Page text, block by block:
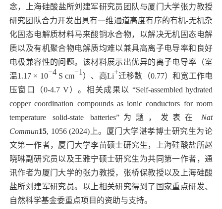
念，
上海硅酸盐所刘建军研究员团队 与厦门大学张力教授
研究团队合力开发出具有一维通道高度有序的有机-无机杂
化固态电解质材料马来酸铜水合物，以解决无机固态电解
质以及有机聚合物电解质均难以兼具高离子电导率和良好
电极兼容性的问题。该材料展示出优异的离子电导率（室
温1.17 × 10−4 S cm−1 ）、高Li+迁移数（0.77）和宽工作电
压窗口（0-4.7 V）。相关成果以 “Self-assembled hydrated
copper coordination compounds as ionic conductors for room
temperature solid-state batteries”为题，发表在 Nat
Commun15, 1056 (2024) 上。厦门大学湛孝博士研究生为论
文第一作者，厦门大学李苗硕士研究生，上海硅酸盐所赵
晓琳副研究员以及王雅宁硕士研究生为共同第一作者，通
讯作者为厦门大学的张力教授，张桥保教授以及上海硅酸
盐所刘建军研究员。以上相关研究得到了国家重点研发、
自然科学基金委重点项目的资助与支持。